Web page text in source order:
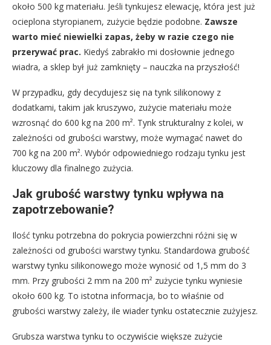
około 500 kg materiału. Jeśli tynkujesz elewację, która jest już
ocieplona styropianem, zużycie będzie podobne. Zawsze
warto mieć niewielki zapas, żeby w razie czego nie
przerywać prac. Kiedyś zabrakło mi dosłownie jednego
wiadra, a sklep był już zamknięty – nauczka na przyszłość!
W przypadku, gdy decydujesz się na tynk silikonowy z
dodatkami, takim jak kruszywo, zużycie materiału może
wzrosnąć do 600 kg na 200 m². Tynk strukturalny z kolei, w
zależności od grubości warstwy, może wymagać nawet do
700 kg na 200 m². Wybór odpowiedniego rodzaju tynku jest
kluczowy dla finalnego zużycia.
Jak grubość warstwy tynku wpływa na
zapotrzebowanie?
Ilość tynku potrzebna do pokrycia powierzchni różni się w
zależności od grubości warstwy tynku. Standardowa grubość
warstwy tynku silikonowego może wynosić od 1,5 mm do 3
mm. Przy grubości 2 mm na 200 m² zużycie tynku wyniesie
około 600 kg. To istotna informacja, bo to właśnie od
grubości warstwy zależy, ile wiader tynku ostatecznie zużyjesz.
Grubsza warstwa tynku to oczywiście większe zużycie